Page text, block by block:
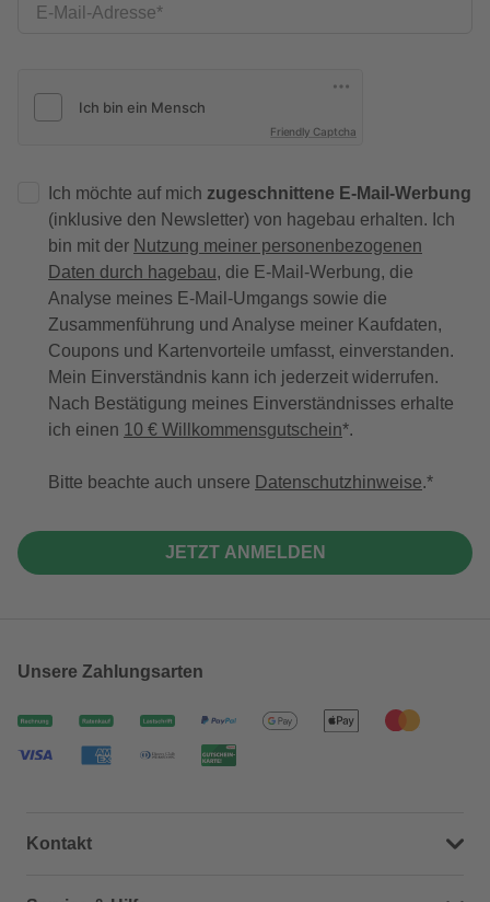
E-Mail-Adresse
Friendly Captcha
Ich möchte auf mich zugeschnittene E-Mail-Werbung
(inklusive den Newsletter) von hagebau erhalten. Ich
bin mit der Nutzung meiner personenbezogenen
Daten durch hagebau, die E-Mail-Werbung, die
Analyse meines E-Mail-Umgangs sowie die
Zusammenführung und Analyse meiner Kaufdaten,
Coupons und Kartenvorteile umfasst, einverstanden.
Mein Einverständnis kann ich jederzeit widerrufen.
Nach Bestätigung meines Einverständnisses erhalte
ich einen 10 € Willkommensgutschein*.
Bitte beachte auch unsere Datenschutzhinweise.
JETZT ANMELDEN
Unsere Zahlungsarten
Kontakt